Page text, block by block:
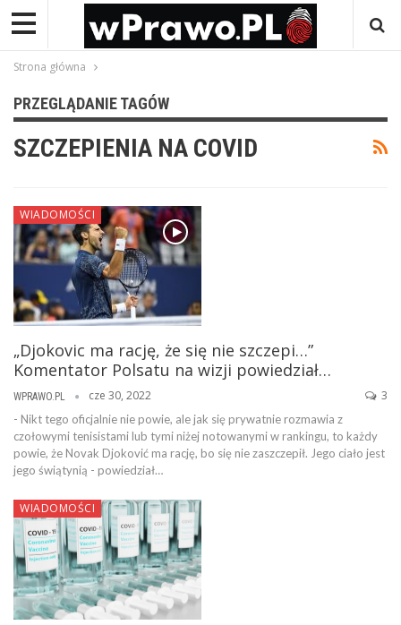
Strona główna
PRZEGLĄDANIE TAGÓW
SZCZEPIENIA NA COVID
WIADOMOŚCI
„Djokovic ma rację, że się nie szczepi…”
Komentator Polsatu na wizji powiedział…
WPRAWO.PL cze 30, 2022 3
- Nikt tego oficjalnie nie powie, ale jak się prywatnie rozmawia z
czołowymi tenisistami lub tymi niżej notowanymi w rankingu, to każdy
powie, że Novak Djoković ma rację, bo się nie zaszczepił. Jego ciało jest
jego świątynią - powiedział…
WIADOMOŚCI